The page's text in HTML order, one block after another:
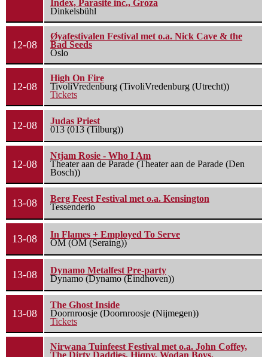
Index, Parasite inc., Groza
Dinkelsbühl
12-08
Øyafestivalen Festival met o.a. Nick Cave & the
Bad Seeds
Oslo
12-08
High On Fire
TivoliVredenburg (TivoliVredenburg (Utrecht))
Tickets
12-08
Judas Priest
013 (013 (Tilburg))
12-08
Ntjam Rosie - Who I Am
Theater aan de Parade (Theater aan de Parade (Den
Bosch))
13-08
Berg Feest Festival met o.a. Kensington
Tessenderlo
13-08
In Flames + Employed To Serve
OM (OM (Seraing))
13-08
Dynamo Metalfest Pre-party
Dynamo (Dynamo (Eindhoven))
13-08
The Ghost Inside
Doornroosje (Doornroosje (Nijmegen))
Tickets
Nirwana Tuinfeest Festival met o.a. John Coffey,
The Dirty Daddies, Hiqpy, Wodan Boys,